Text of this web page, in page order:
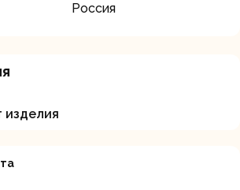
Россия
изделия